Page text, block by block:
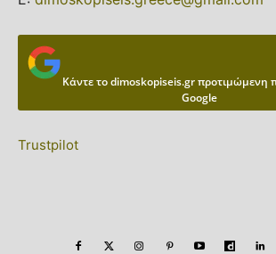
Κάντε το dimoskopiseis.gr προτιμώμενη
Google
Trustpilot